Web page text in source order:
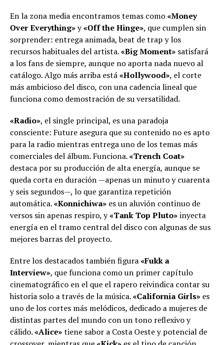
En la zona media encontramos temas como«Money
Over Everything»y«Off the Hinge», que cumplen sin
sorprender: entrega animada, beat de trap y los
recursos habituales del artista.«Big Moment» satisfará
a los fans de siempre, aunque no aporta nada nuevo al
catálogo. Algo más arriba está«Hollywood», el corte
más ambicioso del disco, con una cadencia lineal que
funciona como demostración de su versatilidad.
«Radio», el single principal, es una paradoja
consciente: Future asegura que su contenido no es apto
para la radio mientras entrega uno de los temas más
comerciales del álbum. Funciona.«Trench Coat»
destaca por su producción de alta energía, aunque se
queda corta en duración —apenas un minuto y cuarenta
y seis segundos—, lo que garantiza repetición
automática.«Konnichiwa» es un aluvión continuo de
versos sin apenas respiro, y«Tank Top Pluto»inyecta
energía en el tramo central del disco con algunas de sus
mejores barras del proyecto.
Entre los destacados también figura«Fukk a
Interview», que funciona como un primer capítulo
cinematográfico en el que el rapero reivindica contar su
historia solo a través de la música.«California Girls» es
uno de los cortes más melódicos, dedicado a mujeres de
distintas partes del mundo con un tono reflexivo y
cálido.«Alice»tiene sabor a Costa Oeste y potencial de